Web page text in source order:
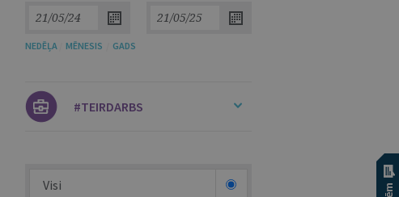
NEDĒĻA MĒNESIS GADS
#TEIRDARBS
Visi